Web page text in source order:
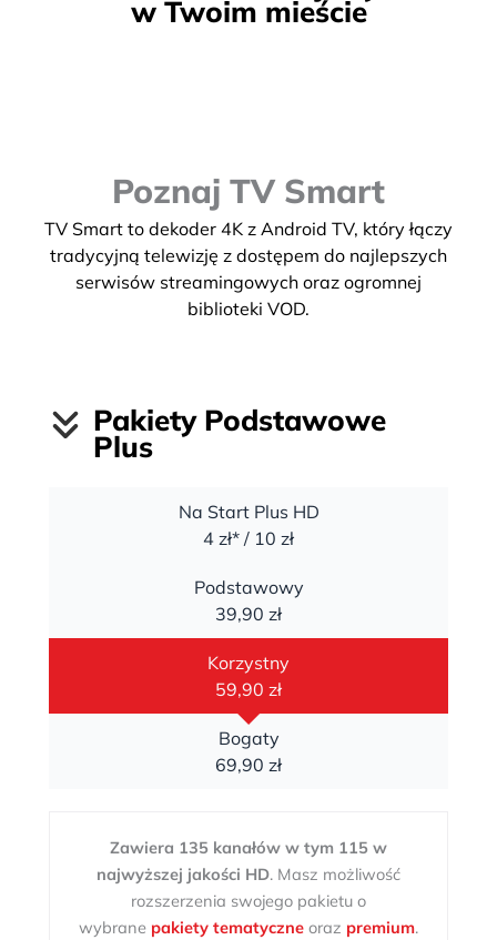
w Twoim mieście
Poznaj TV Smart
TV Smart to dekoder 4K z Android TV, który łączy
tradycyjną telewizję z dostępem do najlepszych
serwisów streamingowych oraz ogromnej
biblioteki VOD.
Pakiety Podstawowe
Plus
Na Start Plus HD
4 zł* / 10 zł
Podstawowy
39,90 zł
Korzystny
59,90 zł
Bogaty
69,90 zł
Zawiera 135 kanałów w tym 115 w
najwyższej jakości HD. Masz możliwość
rozszerzenia swojego pakietu o
wybrane pakiety tematyczne oraz premium.